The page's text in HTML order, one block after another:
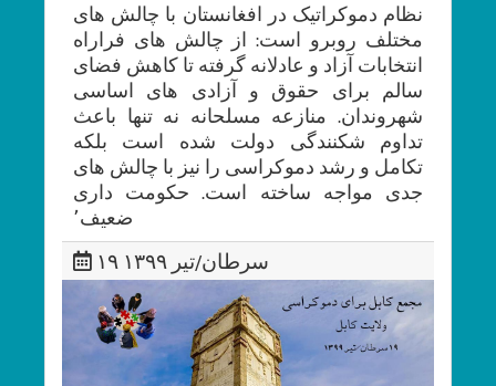
h
نظام دموکراتیک در افغانستان با چالش های
مختلف روبرو است: از چالش های فراراه
انتخابات آزاد و عادلانه گرفته تا کاهش فضای
سالم برای حقوق و آزادی های اساسی
شهروندان. منازعه مسلحانه نه تنها باعث
تداوم شکنندگی دولت شده است بلکه
تکامل و رشد دموکراسی را نیز با چالش های
جدی مواجه ساخته است. حکومت داری
ضعیف٬
۱۹ سرطان/تیر ۱۳۹۹